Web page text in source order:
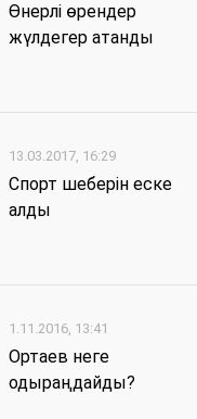
Өнерлі өрендер
жүлдегер атанды
13.03.2017, 16:29
Спорт шеберін еске
алды
1.11.2016, 13:41
Ортаев неге
одыраңдайды?